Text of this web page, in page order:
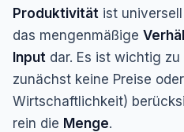
Produktivität ist
das mengenmäßige
Input dar. Es ist wichtig
zunächst keine Preise
Wirtschaftlichkeit)
rein die Menge.